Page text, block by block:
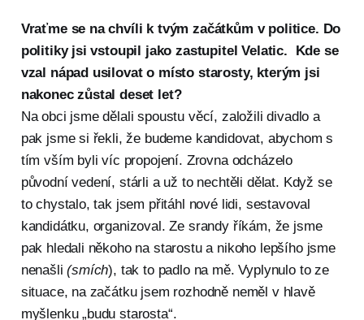
Vraťme se na chvíli k tvým začátkům v politice. Do
politiky jsi vstoupil jako zastupitel Velatic. Kde se
vzal nápad usilovat o místo starosty, kterým jsi
nakonec zůstal deset let?
Na obci jsme dělali spoustu věcí, založili divadlo a
pak jsme si řekli, že budeme kandidovat, abychom s
tím vším byli víc propojení. Zrovna odcházelo
původní vedení, stárli a už to nechtěli dělat. Když se
to chystalo, tak jsem přitáhl nové lidi, sestavoval
kandidátku, organizoval. Ze srandy říkám, že jsme
pak hledali někoho na starostu a nikoho lepšího jsme
nenašli(smích), tak to padlo na mě. Vyplynulo to ze
situace, na začátku jsem rozhodně neměl v hlavě
myšlenku „budu starosta“.